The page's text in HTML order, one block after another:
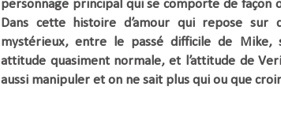
personnage principal qui se comporte de façon
Dans cette histoire d’amour qui repose
mystérieux, entre le passé difficile de Mike,
attitude quasiment normale, et l’attitude de
aussi manipuler et on ne sait plus qui ou que